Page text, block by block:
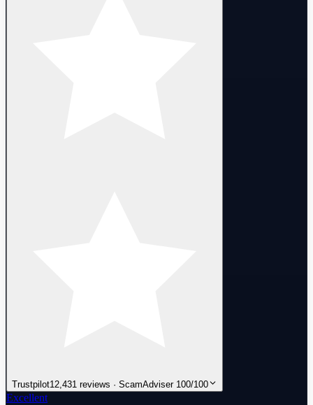
Trustpilot12,431 reviews · ScamAdviser 100/100
Excellent